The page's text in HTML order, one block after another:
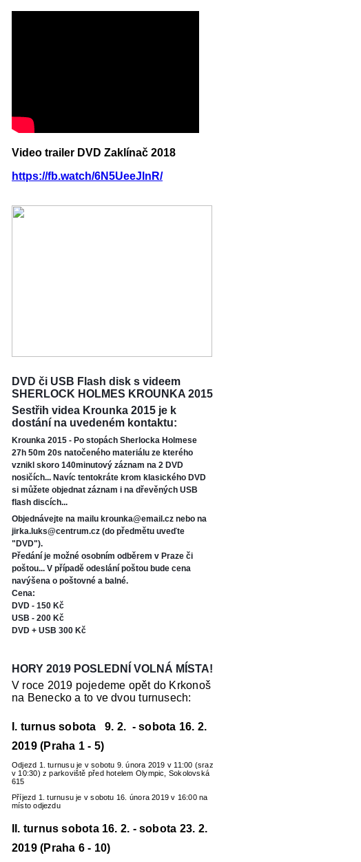
Video trailer DVD Zaklínač 2018
https://fb.watch/6N5UeeJlnR/
DVD či USB Flash disk s videem
SHERLOCK HOLMES KROUNKA 2015
Sestřih videa Krounka 2015 je k
dostání na uvedeném kontaktu:
Krounka 2015 - Po stopách Sherlocka Holmese
27h 50m 20s natočeného materiálu ze kterého
vznikl skoro 140minutový záznam na 2 DVD
nosičích... Navíc tentokráte krom klasického DVD
si můžete objednat záznam i na dřevěných USB
flash discích...
Objednávejte na mailu krounka@email.cz nebo na
jirka.luks@centrum.cz (do předmětu uveďte
"DVD").
Předání je možné osobním odběrem v Praze či
poštou... V případě odeslání poštou bude cena
navýšena o poštovné a balné.
Cena:
DVD - 150 Kč
USB - 200 Kč
DVD + USB 300 Kč
HORY 2019 POSLEDNÍ VOLNÁ MÍSTA!
V roce 2019 pojedeme opět do Krkonoš
na Benecko a to ve dvou turnusech:
I. turnus sobota 9. 2. - sobota 16. 2.
2019 (Praha 1 - 5)
Odjezd 1. turnusu je v sobotu 9. února 2019 v 11:00 (sraz
v 10:30) z parkoviště před hotelem Olympic, Sokolovská
615
Příjezd 1. turnusu je v sobotu 16. února 2019 v 16:00 na
místo odjezdu
II. turnus sobota 16. 2. - sobota 23. 2.
2019 (Praha 6 - 10)